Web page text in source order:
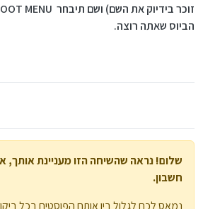
הביוס שאתה רוצה. ‏
שלום! נראה שהשיחה הזו מעניינת אותך,
חשבון.
נמאס לכם לגלול בין אותם הפוסטים בכל